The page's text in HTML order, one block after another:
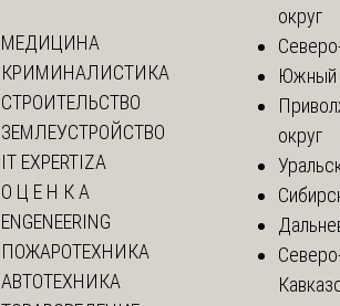
МЕДИЦИНА
КРИМИНАЛИСТИКА
СТРОИТЕЛЬСТВО
ЗЕМЛЕУСТРОЙСТВО
IT EXPERTIZA
О Ц Е Н К А
ENGENEERING
ПОЖАРОТЕХНИКА
АВТОТЕХНИКА
округ
Южный
округ